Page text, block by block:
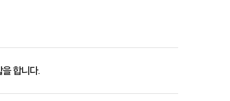
합니다.